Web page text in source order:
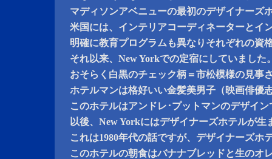
マディソンアベニューの最初のデザイナーズ
米国には、インテリアコーディネーターとイ
明確に教育プログラムも異なりそれぞれの資
それ以来、New Yorkでの定宿にしていました
おそらく白黒のチェック柄＝市松模様の見事
ホテルマンは格好いい金髪美男子（映画俳優
このホテルはアンドレ･プットマンのデザイン
以後、New Yorkにはデザイナーズホテルが
これは1980年代の話ですが、デザイナーズホ
このホテルの朝食はバナナブレッドと生のオ